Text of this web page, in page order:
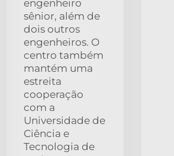
engenheiro
sênior, além de
dois outros
engenheiros. O
centro também
mantém uma
estreita
cooperação
com a
Universidade de
Ciência e
Tecnologia de